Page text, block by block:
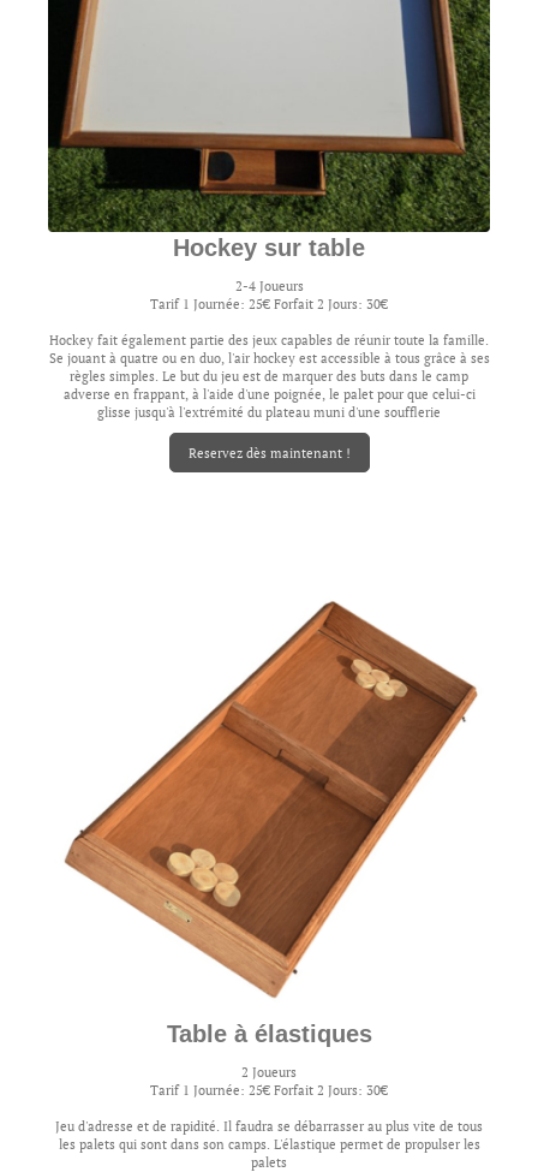
Hockey sur table
2-4 Joueurs
Tarif 1 Journée: 25€ Forfait 2 Jours: 30€
Hockey fait également partie des jeux capables de réunir toute la famille.
Se jouant à quatre ou en duo, l'air hockey est accessible à tous grâce à ses
règles simples. Le but du jeu est de marquer des buts dans le camp
adverse en frappant, à l'aide d'une poignée, le palet pour que celui-ci
glisse jusqu'à l'extrémité du plateau muni d'une soufflerie
Reservez dès maintenant !
Table à élastiques
2 Joueurs
Tarif 1 Journée: 25€ Forfait 2 Jours: 30€
Jeu d'adresse et de rapidité. Il faudra se débarrasser au plus vite de tous
les palets qui sont dans son camps. L'élastique permet de propulser les
palets